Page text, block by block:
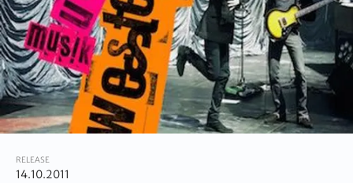
RELEASE
14.10.2011